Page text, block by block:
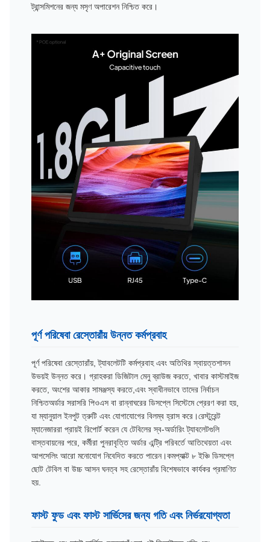
ট্রান্সমিশনের জন্য মসৃণ অপারেশন নিশ্চিত করে।
পূর্ণ পরিষেবা রেস্তোরাঁয় উন্নত কর্মপ্রবাহ
পূর্ণ পরিষেবা রেস্তোরাঁয়, ট্যাবলেটটি কর্মপ্রবাহ এবং অতিথির স্বায়ত্তশাসন
উভয়ই উন্নত করে। গ্রাহকরা ডিজিটাল মেনু ব্রাউজ করতে, খাবার কাস্টমাইজ
করতে, অংশের আকার সামঞ্জস্য করতে,এবং স্বাধীনভাবে তাদের নির্বাচন
নিশ্চিতঅর্ডার সরাসরি পিওএস বা রান্নাঘরের ডিসপ্লে সিস্টেমে প্রেরণ করা হয়,
যা ম্যানুয়াল ইনপুট ত্রুটি এবং যোগাযোগের বিলম্ব হ্রাস করে।রেস্টুরেন্ট
ম্যানেজাররা প্রায়ই রিপোর্ট করেন যে টেবিলের স্ব-অর্ডারিং ট্যাবলেটগুলি
বাস্তবায়নের পরে, কর্মীরা পুনরাবৃত্তি অর্ডার এন্ট্রি পরিবর্তে আতিথেয়তা এবং
আপসেলিং আরো মনোযোগ নিবেদিত করতে পারেন।কমপ্যাক্ট ৮ ইঞ্চি ডিসপ্লে
ছোট টেবিল বা উচ্চ আসন ঘনত্ব সহ রেস্তোরাঁয় বিশেষভাবে কার্যকর প্রমাণিত
হয়.
ফাস্ট ফুড এবং ফাস্ট সার্ভিসের জন্য গতি এবং নির্ভরযোগ্যতা